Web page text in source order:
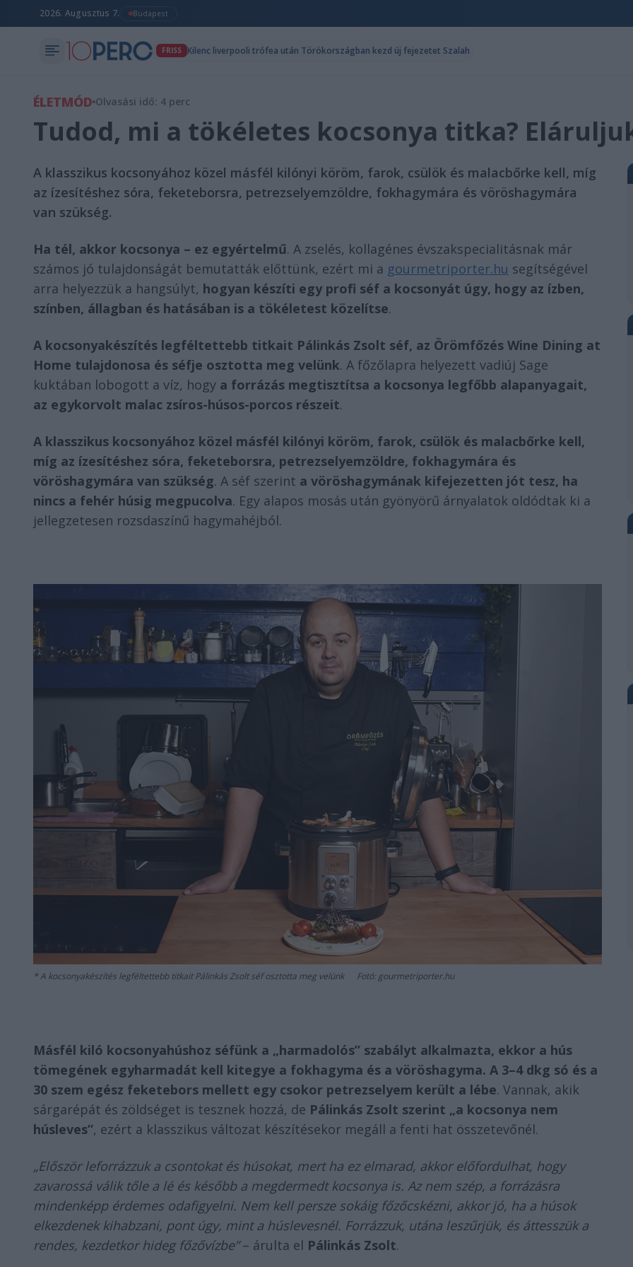
2026. Augusztus 7. Budapest
FRISS Kilenc liverpooli trófea után Törökországban kezd új fejezetet Szalah
ÉLETMÓD Olvasási idő: 4 perc
Tudod, mi a tökéletes kocsonya titka?
A klasszikus kocsonyához közel másfél kilónyi köröm, farok, csülök és malacbőrke kell, míg
az ízesítéshez sóra, feketeborsra, petrezselyemzöldre, fokhagymára és vöröshagymára
van szükség.
Ha tél, akkor kocsonya – ez egyértelmű. A zselés, kollagénes évszakspecialitásnak már
számos jó tulajdonságát bemutatták előttünk, ezért mi a gourmetriporter.hu segítségével
arra helyezzük a hangsúlyt, hogyan készíti egy profi séf a kocsonyát úgy, hogy az ízben,
színben, állagban és hatásában is a tökéletest közelítse.
A kocsonyakészítés legféltettebb titkait Pálinkás Zsolt séf, az Örömfőzés Wine Dining at
Home tulajdonosa és séfje osztotta meg velünk. A főzőlapra helyezett vadiúj Sage
kuktában lobogott a víz, hogy a forrázás megtisztítsa a kocsonya legfőbb alapanyagait,
az egykorvolt malac zsíros-húsos-porcos részeit.
A klasszikus kocsonyához közel másfél kilónyi köröm, farok, csülök és malacbőrke kell,
míg az ízesítéshez sóra, feketeborsra, petrezselyemzöldre, fokhagymára és
vöröshagymára van szükség. A séf szerint a vöröshagymának kifejezetten jót tesz, ha
nincs a fehér húsig megpucolva. Egy alapos mosás után gyönyörű árnyalatok oldódtak ki a
jellegzetesen rozsdaszínű hagymahéjból.
A kocsonyakészítés legféltettebb titkait Pálinkás Zsolt séf osztotta meg velünk Fotó: gourmetriporter.hu
Másfél kiló kocsonyahúshoz séfünk a „harmadolós” szabályt alkalmazta, ekkor a hús
tömegének egyharmadát kell kitegye a fokhagyma és a vöröshagyma. A 3–4 dkg só és a
30 szem egész feketebors mellett egy csokor petrezselyem került a lébe. Vannak, akik
sárgarépát és zöldséget is tesznek hozzá, de Pálinkás Zsolt szerint „a kocsonya nem
húsleves”, ezért a klasszikus változat készítésekor megáll a fenti hat összetevőnél.
„Először leforrázzuk a csontokat és húsokat, mert ha ez elmarad, akkor előfordulhat, hogy
zavarossá válik tőle a lé és később a megdermedt kocsonya is. Az nem szép, a forrázásra
mindenképp érdemes odafigyelni. Nem kell persze sokáig főzőcskézni, akkor jó, ha a húsok
elkezdenek kihabzani, pont úgy, mint a húslevesnél. Forrázzuk, utána leszűrjük, és áttesszük a
rendes, kezdetkor hideg főzővízbe”– árulta el Pálinkás Zsolt.